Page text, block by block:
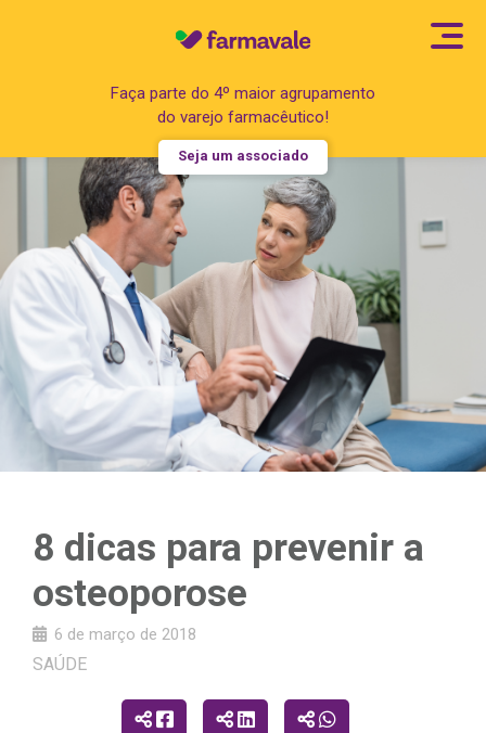
Faça parte do 4º maior agrupamento
do varejo farmacêutico!
Seja um associado
8 dicas para prevenir a
osteoporose
6 de março de 2018
SAÚDE